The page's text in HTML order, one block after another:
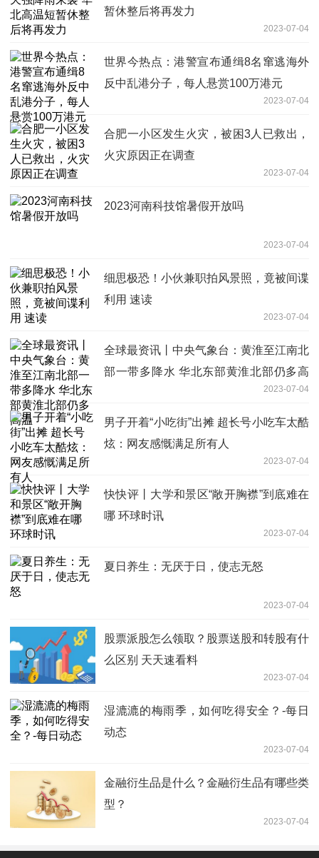
暂休整后将再发力
2023-07-04
世界今热点：港警宣布通缉8名窜逃海外
反中乱港分子，每人悬赏100万港元
2023-07-04
合肥一小区发生火灾，被困3人已救出，
火灾原因正在调查
2023-07-04
2023河南科技馆暑假开放吗
2023-07-04
细思极恐！小伙兼职拍风景照，竟被间谍
利用 速读
2023-07-04
全球最资讯丨中央气象台：黄淮至江南北
部一带多降水 华北东部黄淮北部仍多高
2023-07-04
男子开着“小吃街”出摊 超长号小吃车太酷
炫：网友感慨满足所有人
2023-07-04
快快评丨大学和景区“敞开胸襟”到底难在
哪 环球时讯
2023-07-04
夏日养生：无厌于日，使志无怒
2023-07-04
股票派股怎么领取？股票送股和转股有什
么区别 天天速看料
2023-07-04
湿漉漉的梅雨季，如何吃得安全？-每日
动态
2023-07-04
金融衍生品是什么？金融衍生品有哪些类
型？
2023-07-04